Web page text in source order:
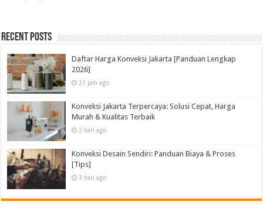
Recent Posts
Daftar Harga Konveksi Jakarta [Panduan Lengkap
2026]
21 jam ago
Konveksi Jakarta Terpercaya: Solusi Cepat, Harga
Murah & Kualitas Terbaik
2 hari ago
Konveksi Desain Sendiri: Panduan Biaya & Proses
[Tips]
3 hari ago